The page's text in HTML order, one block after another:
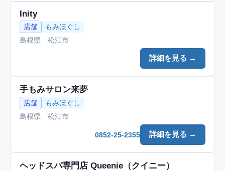
Inity
店舗
もみほぐし
島根県 松江市
詳細を見る →
手もみサロン来夢
店舗
もみほぐし
島根県 松江市
詳細を見る →
0852-25-2355
ヘッドスパ専門店 Queenie（クイニー）